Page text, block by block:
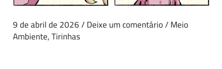
9 de abril de 2026/Deixe um comentário/Meio
Ambiente,Tirinhas